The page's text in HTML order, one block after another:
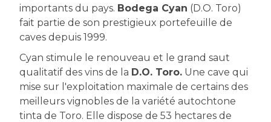
importants du pays. Bodega Cyan (D.O. Toro)
fait partie de son prestigieux portefeuille de
caves depuis 1999.
Cyan stimule le renouveau et le grand saut
qualitatif des vins de la D.O. Toro. Une cave qui
mise sur l'exploitation maximale de certains des
meilleurs vignobles de la variété autochtone
tinta de Toro. Elle dispose de 53 hectares de